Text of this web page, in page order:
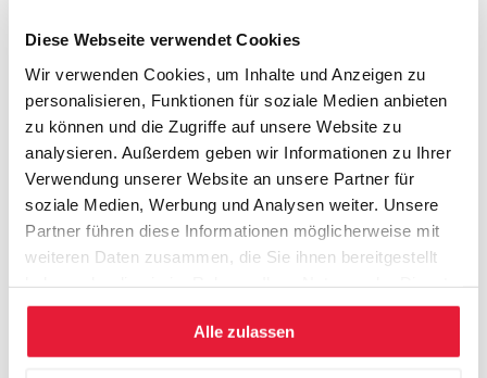
Diese Webseite verwendet Cookies
Wir verwenden Cookies, um Inhalte und Anzeigen zu
personalisieren, Funktionen für soziale Medien anbieten
zu können und die Zugriffe auf unsere Website zu
analysieren. Außerdem geben wir Informationen zu Ihrer
Verwendung unserer Website an unsere Partner für
soziale Medien, Werbung und Analysen weiter. Unsere
Partner führen diese Informationen möglicherweise mit
weiteren Daten zusammen, die Sie ihnen bereitgestellt
gesammelt haben.
Alle zulassen
Valbella Resort, Lenzerheide
Grand Hotel Villa Castagnola, Lugano
Hotel Saratz, Pontresina/Engadin
Ameron Mountain Hotel, Davos
Bad Horn Hotel, Horn (Bodensee)
Engimatt City-Gardenhotel, Zürich